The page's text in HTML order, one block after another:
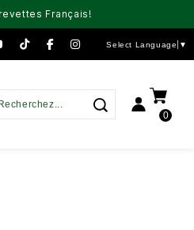
Français!
Select Language ▼
0